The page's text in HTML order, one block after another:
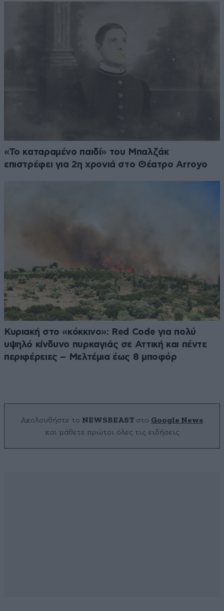
«Το καταραμένο παιδί» του Μπαλζάκ
επιστρέφει για 2η χρονιά στο Θέατρο Arroyo
Κυριακή στο «κόκκινο»: Red Code για πολύ
υψηλό κίνδυνο πυρκαγιάς σε Αττική και πέντε
περιφέρειες – Μελτέμια έως 8 μποφόρ
Ακολουθήστε το NEWSBEAST στο Google News
και μάθετε πρώτοι όλες τις ειδήσεις